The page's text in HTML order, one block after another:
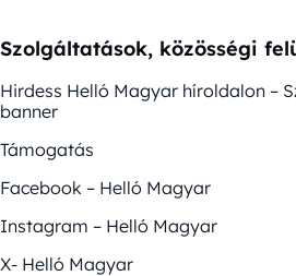
Szolgáltatások, közösségi
Hirdess Helló Magyar híroldalon –
banner
Támogatás
Facebook – Helló Magyar
Instagram – Helló Magyar
X- Helló Magyar